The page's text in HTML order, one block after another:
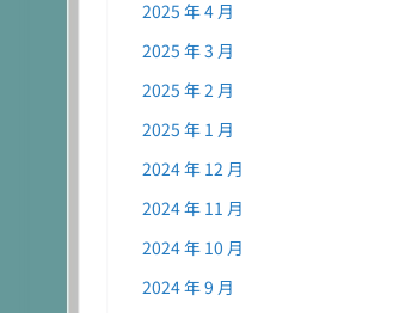
2025 年 4 月
2025 年 3 月
2025 年 2 月
2025 年 1 月
2024 年 12 月
2024 年 11 月
2024 年 10 月
2024 年 9 月